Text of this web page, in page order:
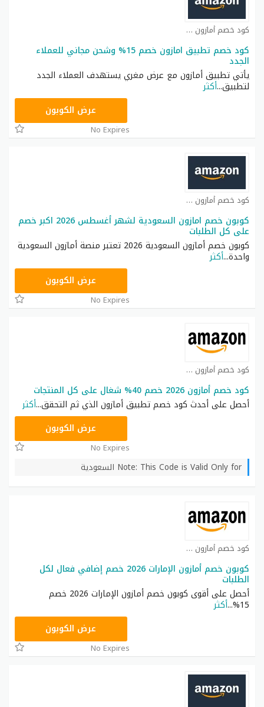
كود خصم أمازون كوبون
كود خصم تطبيق امازون خصم 15% وشحن مجاني للعملاء
الجدد
يأتي تطبيق أمازون مع عرض مغري يستهدف العملاء الجدد
لتطبيق...أكثر
NEW20عرض الكوبون
No Expires
كود خصم أمازون كوبون
كوبون خصم امازون السعودية لشهر أغسطس 2026 اكبر خصم
على كل الطلبات
كوبون خصم أمازون السعودية 2026 تعتبر منصة أمازون السعودية
واحدة...أكثر
عرض الكوبون
No Expires
كود خصم أمازون كوبون
كود خصم أمازون 2026 خصم 40% شغال على كل المنتجات
أحصل على أحدث كود خصم تطبيق أمازون الذي ثم التحقق...أكثر
عرض الكوبون
No Expires
Note: This Code is Valid Only for السعودية
كود خصم أمازون كوبون
كوبون خصم أمازون الإمارات 2026 خصم إضافي فعال لكل
الطلبات
أحصل على أقوى كوبون خصم أمازون الإمارات 2026 خصم
15%
...أكثر
عرض الكوبون
No Expires